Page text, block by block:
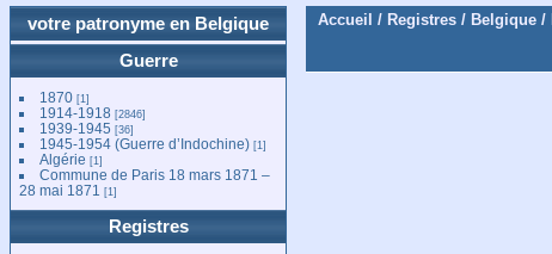
votre patronyme en Belgique
Guerre
1870 [1]
1914-1918 [2846]
1939-1945 [36]
1945-1954 (Guerre d’Indochine) [1]
Algérie [1]
Commune de Paris 18 mars 1871 –
28 mai 1871 [1]
Registres
Accueil / Registres / Belgique /